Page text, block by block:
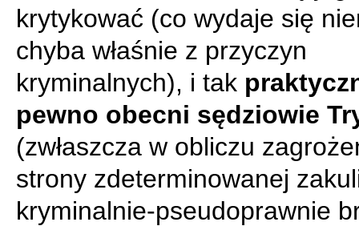
krytykować (co wydaje się
chyba właśnie z przyczyn
kryminalnych), i tak
pewno obecni sędziowie
(zwłaszcza w obliczu
strony zdeterminowanej
kryminalnie-pseudoprawnie